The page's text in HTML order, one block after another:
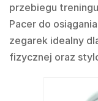
przebiegu
Pacer do
zegarek idealny
fizycznej oraz